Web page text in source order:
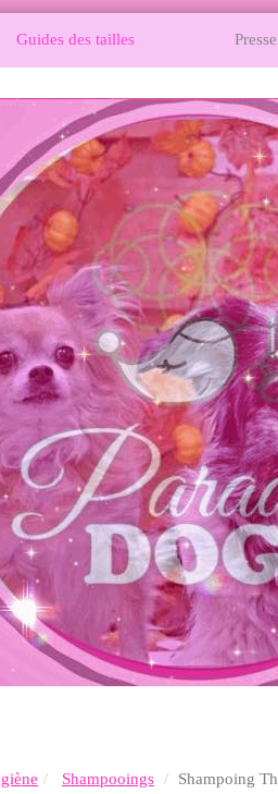
Guides des tailles Presse
Shampooings Shampoing